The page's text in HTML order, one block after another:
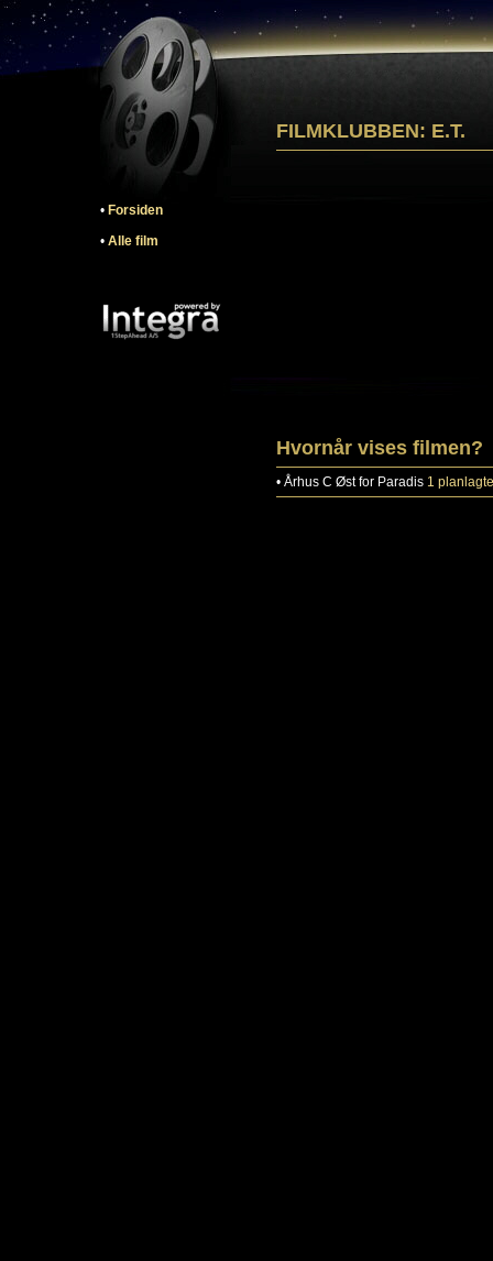
• Forsiden
• Alle film
FILMKLUBBEN: E.T.
Hvornår vises filmen?
• Århus C Øst for Paradis 1